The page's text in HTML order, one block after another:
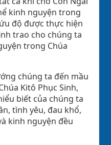
kinh nguyện trong
độ được thực hiện
trao cho chúng ta
trong Chúa
chúng ta đến mầu
Kitô Phục Sinh,
biết của chúng ta
tình yêu, đau khổ,
kinh nguyện đều